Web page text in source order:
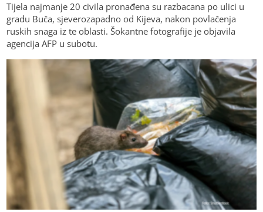
Tijela najmanje 20 civila pronađena su razbacana po ulici u
gradu Buča, sjeverozapadno od Kijeva, nakon povlačenja
ruskih snaga iz te oblasti. Šokantne fotografije je objavila
agencija AFP u subotu.